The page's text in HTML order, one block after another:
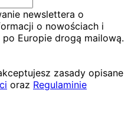
newslettera o
o nowościach i
Europie drogą mailową.
zasady opisane
oraz Regulaminie